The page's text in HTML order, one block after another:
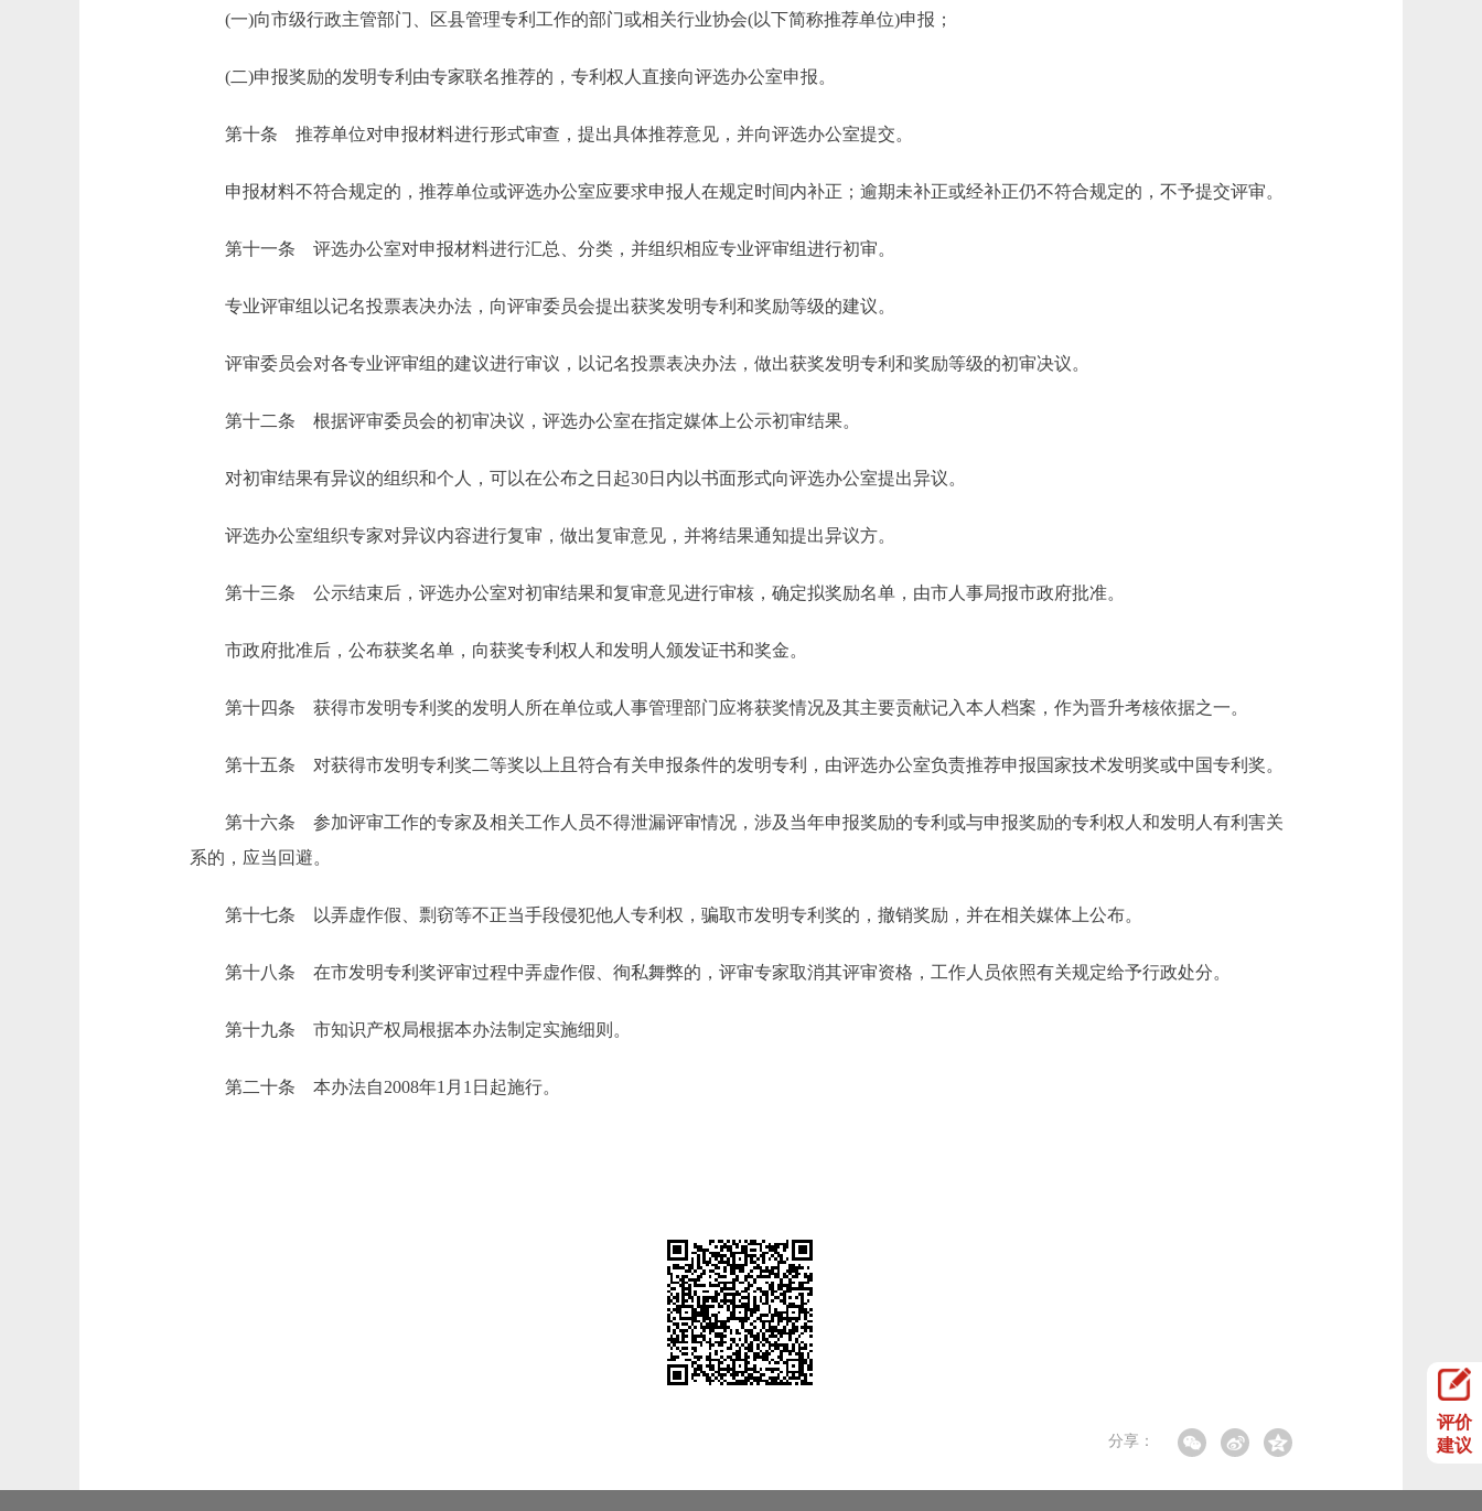
(一)向市级行政主管部门、区县管理专利工作的部门或相关行业协会(以下简称推荐单位)申报；
(二)申报奖励的发明专利由专家联名推荐的，专利权人直接向评选办公室申报。
第十条 推荐单位对申报材料进行形式审查，提出具体推荐意见，并向评选办公室提交。
申报材料不符合规定的，推荐单位或评选办公室应要求申报人在规定时间内补正；逾期未补正或经补正仍不符合规定的，不予提交评审。
第十一条 评选办公室对申报材料进行汇总、分类，并组织相应专业评审组进行初审。
专业评审组以记名投票表决办法，向评审委员会提出获奖发明专利和奖励等级的建议。
评审委员会对各专业评审组的建议进行审议，以记名投票表决办法，做出获奖发明专利和奖励等级的初审决议。
第十二条 根据评审委员会的初审决议，评选办公室在指定媒体上公示初审结果。
对初审结果有异议的组织和个人，可以在公布之日起30日内以书面形式向评选办公室提出异议。
评选办公室组织专家对异议内容进行复审，做出复审意见，并将结果通知提出异议方。
第十三条 公示结束后，评选办公室对初审结果和复审意见进行审核，确定拟奖励名单，由市人事局报市政府批准。
市政府批准后，公布获奖名单，向获奖专利权人和发明人颁发证书和奖金。
第十四条 获得市发明专利奖的发明人所在单位或人事管理部门应将获奖情况及其主要贡献记入本人档案，作为晋升考核依据之一。
第十五条 对获得市发明专利奖二等奖以上且符合有关申报条件的发明专利，由评选办公室负责推荐申报国家技术发明奖或中国专利奖。
第十六条 参加评审工作的专家及相关工作人员不得泄漏评审情况，涉及当年申报奖励的专利或与申报奖励的专利权人和发明人有利害关
系的，应当回避。
第十七条 以弄虚作假、剽窃等不正当手段侵犯他人专利权，骗取市发明专利奖的，撤销奖励，并在相关媒体上公布。
第十八条 在市发明专利奖评审过程中弄虚作假、徇私舞弊的，评审专家取消其评审资格，工作人员依照有关规定给予行政处分。
第十九条 市知识产权局根据本办法制定实施细则。
第二十条 本办法自2008年1月1日起施行。
分享：
评价
建议